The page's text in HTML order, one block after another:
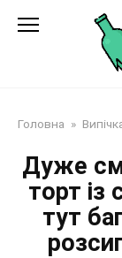
Головна »
Дуже
торт
тут